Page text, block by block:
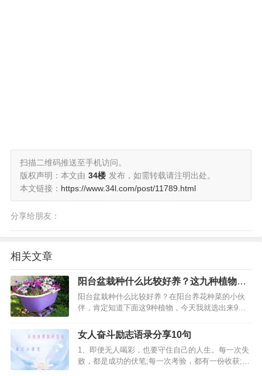
扫描二维码推送至手机访问。
版权声明：本文由 34楼 发布，如需转载请注明出处。
本文链接： https://www.34l.com/post/11789.html
分享给朋友：
相关文章
阳台盆栽种什么比较好养？这九种植物非
常适合阳台种植
阳台盆栽种什么比较好养？在阳台养花种菜的小伙
伴，肯定知道下面这9种植物，今天我就选出来9种
种水果还比较好吃，家里到时候不用买水果了。…
女人奋斗励志语录分享10句
1、即便无人喝彩，也要守住自己的人生。每一次失
败，都是成功的伏笔;每一次考验，都有一份收获;每